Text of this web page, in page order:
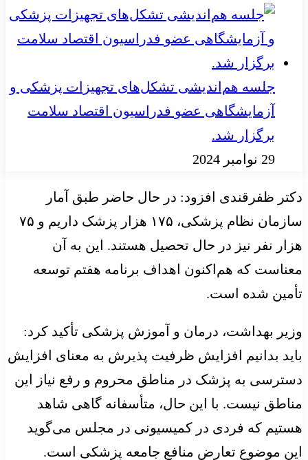
جلسه هم‌اندیشی تشکل‌های تجهیزات پزشکی و
آزمایشگاهی عضو فدراسیون اقتصاد سلامت
برگزار شد.
29 نوامبر 2024
دکتر ظفرقندی افزود: در حال حاضر طبق آمار
سازمان نظام پزشکی، ۱۷۵ هزار پزشک داریم و ۷۵
هزار نفر نیز در حال تحصیل هستند. این به آن
معناست که هم‌اکنون اهداف برنامه هفتم توسعه
تأمین شده است.
وزیر بهداشت، درمان و آموزش پزشکی تأکید کرد:
باید بدانیم افزایش ظرفیت پذیرش به معنای افزایش
دسترسی به پزشک در مناطق محروم و رفع نیاز این
مناطق نیست. با این حال، متأسفانه گاهی شاهد
هستیم که فردی در کمیسیونی در مجلس می‌گوید
این موضوع تعارض منافع جامعه پزشکی است.